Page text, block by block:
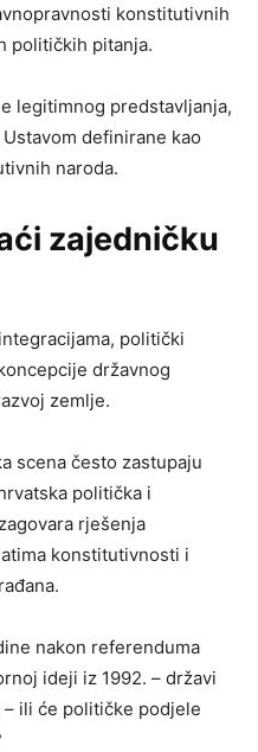
konstitutivnih
političkih pitanja.
legitimnog predstavljanja,
definirane kao
naroda.
zajedničku
politički
državnog
zemlje.
scena često zastupaju
politička i
rješenja
konstitutivnosti i
nakon referenduma
ideji iz 1992. – državi
ili će političke podjele